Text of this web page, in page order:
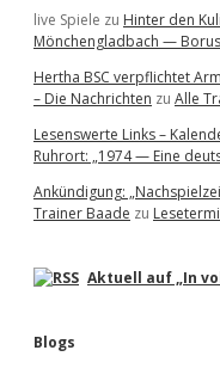
live Spiele zu Hinter den
Mönchengladbach —
Hertha BSC verpflichtet
– Die Nachrichten zu Alle
Lesenswerte Links –
Ruhrort: „1974 — Eine
Ankündigung:
Trainer Baade zu
Aktuell auf „In
Blogs